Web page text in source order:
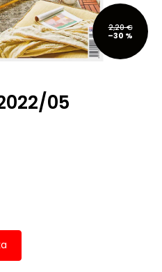
2,20 €
–30 %
05